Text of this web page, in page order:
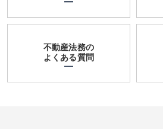
不動産法務の
よくある質問